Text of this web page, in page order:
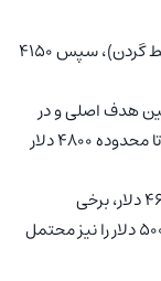
حمایت‌های مهم: ۴۲۷۰ دلار (EMA 200 و خط گردن)، سپس ۴۱۵۰
به‌عنوان اولین هدف اصلی و در
صورت شکست آن، مسیر برای رشد بیشتر تا محدوده ۴۸۰۰ دلار
در صورت تثبیت بالای ۴۶۰۰ دلار، برخی
تحلیل‌گران حتی اهداف بالاتر در محدوده ۵۰۰۰ دلار را نیز محتمل